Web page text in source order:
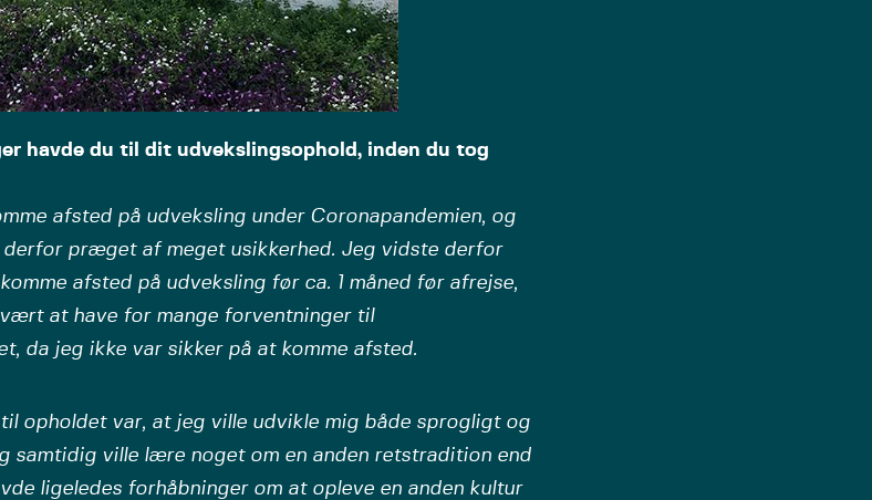
havde du til dit udvekslingsophold, inden du tog
afsted på udveksling under Coronapandemien, og
derfor præget af meget usikkerhed. Jeg vidste derfor
afsted på udveksling før ca. 1 måned før afrejse,
at have for mange forventninger til
da jeg ikke var sikker på at komme afsted.
opholdet var, at jeg ville udvikle mig både sprogligt og
samtidig ville lære noget om en anden retstradition end
ligeledes forhåbninger om at opleve en anden kultur